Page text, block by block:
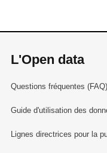
L'Open data
Questions fréquentes (FAQ)
Guide d'utilisation des
Lignes directrices pour la